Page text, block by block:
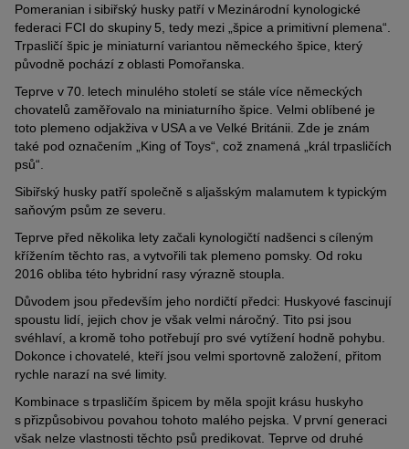
Pomeranian i sibiřský husky patří v Mezinárodní kynologické
federaci FCI do skupiny 5, tedy mezi „špice a primitivní plemena“.
Trpasličí špic je miniaturní variantou německého špice, který
původně pochází z oblasti Pomořanska.
Teprve v 70. letech minulého století se stále více německých
chovatelů zaměřovalo na miniaturního špice. Velmi oblíbené je
toto plemeno odjakživa v USA a ve Velké Británii. Zde je znám
také pod označením „King of Toys“, což znamená „král trpasličích
psů“.
Sibiřský husky patří společně s aljašským malamutem k typickým
saňovým psům ze severu.
Teprve před několika lety začali kynologičtí nadšenci s cíleným
křížením těchto ras, a vytvořili tak plemeno pomsky. Od roku
2016 obliba této hybridní rasy výrazně stoupla.
Důvodem jsou především jeho nordičtí předci: Huskyové fascinují
spoustu lidí, jejich chov je však velmi náročný. Tito psi jsou
svéhlaví, a kromě toho potřebují pro své vytížení hodně pohybu.
Dokonce i chovatelé, kteří jsou velmi sportovně založení, přitom
rychle narazí na své limity.
Kombinace s trpasličím špicem by měla spojit krásu huskyho
s přizpůsobivou povahou tohoto malého pejska. V první generaci
však nelze vlastnosti těchto psů predikovat. Teprve od druhé